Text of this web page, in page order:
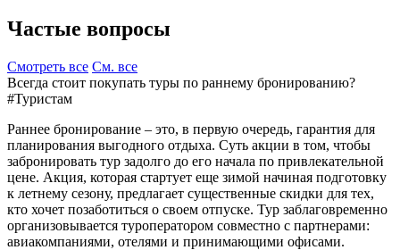
Частые вопросы
Смотреть все См. все
Всегда стоит покупать туры по раннему бронированию?
#Туристам
Раннее бронирование – это, в первую очередь, гарантия для
планирования выгодного отдыха. Суть акции в том, чтобы
забронировать тур задолго до его начала по привлекательной
цене. Акция, которая стартует еще зимой начиная подготовку
к летнему сезону, предлагает существенные скидки для тех,
кто хочет позаботиться о своем отпуске. Тур заблаговременно
организовывается туроператором совместно с партнерами:
авиакомпаниями, отелями и принимающими офисами.